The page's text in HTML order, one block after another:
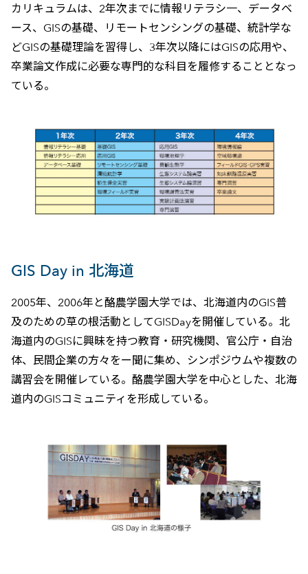
カリキュラムは、2年次までに情報リテラシ一、データベ
ース、GISの基礎、リモートセンシングの基礎、統計学な
どGISの基礎理論を習得し、3年次以降にはGISの応用や、
卒業論文作成に必要な専門的な科目を履修することとなっ
ている。
GIS Day in 北海道
2005年、2006年と酪農学園大学では、北海道内のGIS普
及のための草の根活動としてGISDayを開催している。北
海道内のGISに興昧を持つ教育・研究機関、官公庁・自治
体、民間企業の方々をー聞に集め、シンポジウムや複数の
講習会を開催レている。酪農学園大学を中心とした、北海
道内のGISコミュニティを形成している。